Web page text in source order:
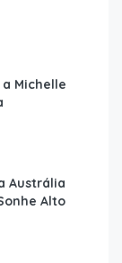
Michelle
Austrália
Alto